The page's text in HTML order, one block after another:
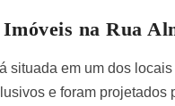
Imóveis na Rua
situada em um dos
e foram